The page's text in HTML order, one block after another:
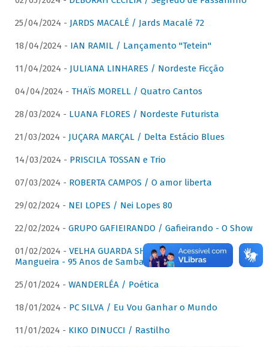
25/04/2024 - JARDS MACALÉ / Jards Macalé 72
18/04/2024 - IAN RAMIL / Lançamento "Tetein"
11/04/2024 - JULIANA LINHARES / Nordeste Ficção
04/04/2024 - THAÏS MORELL / Quatro Cantos
28/03/2024 - LUANA FLORES / Nordeste Futurista
21/03/2024 - JUÇARA MARÇAL / Delta Estácio Blues
14/03/2024 - PRISCILA TOSSAN e Trio
07/03/2024 - ROBERTA CAMPOS / O amor liberta
29/02/2024 - NEI LOPES / Nei Lopes 80
22/02/2024 - GRUPO GAFIEIRANDO / Gafieirando - O Show
01/02/2024 - VELHA GUARDA SHOW DA MANGUEIRA /
Mangueira - 95 Anos de Samba
25/01/2024 - WANDERLÉA / Poética
18/01/2024 - PC SILVA / Eu Vou Ganhar o Mundo
11/01/2024 - KIKO DINUCCI / Rastilho